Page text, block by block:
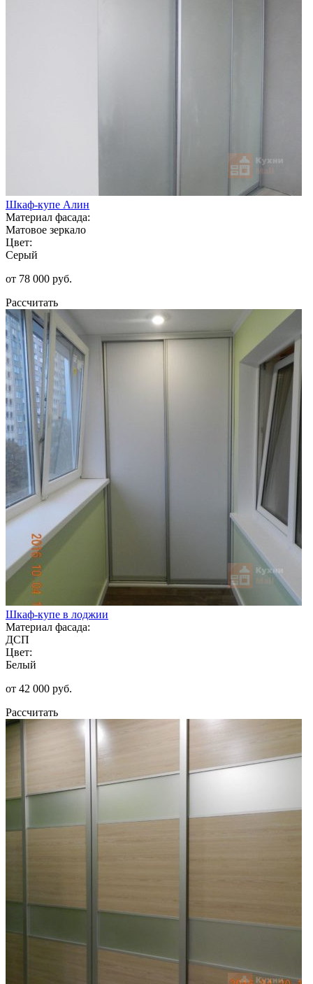
Шкаф-купе Алин
Материал фасада:
Матовое зеркало
Цвет:
Серый
от 78 000 руб.
Рассчитать
Шкаф-купе в лоджии
Материал фасада:
ДСП
Цвет:
Белый
от 42 000 руб.
Рассчитать